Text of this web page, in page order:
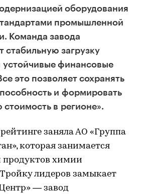
оборудования
промышленной
Команда завода
стабильную загрузку
финансовые
это позволяет сохранять
и формировать
в регионе».
заняла АО «Группа
которая занимается
продуктов химии
лидеров замыкает
— завод